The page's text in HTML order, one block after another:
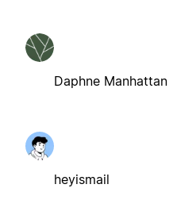
Daphne Manhattan
heyismail